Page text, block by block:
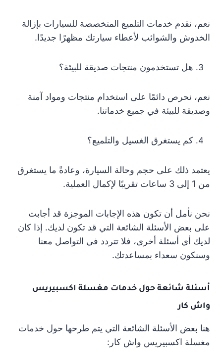
نعم، نقدم خدمات التلميع المتخصصة للسيارات بإزالة
الخدوش والشوائب لأعطاء سيارتك مظهرًا جديدًا.
هل تستخدمون منتجات صديقة للبيئة؟
نعم، نحرص دائمًا على استخدام منتجات ومواد آمنة
وصديقة للبيئة في جميع خدماتنا.
كم يستغرق الغسيل والتلميع؟
يعتمد ذلك على حجم وحالة السيارة، وعادةً ما يستغرق
من 1 إلى 3 ساعات تقريبًا لإكمال العملية.
نحن نأمل أن تكون هذه الإجابات الموجزة قد أجابت
على بعض الأسئلة الشائعة التي قد تكون لديك. إذا كان
لديك أي أسئلة أخرى، فلا تتردد في التواصل معنا
وسنكون سعداء بمساعدتك.
أسئلة شائعة حول خدمات مغسلة اكسبيريس
واش كار
هنا بعض الأسئلة الشائعة التي يتم طرحها حول خدمات
مغسلة اكسبيريس واش كار: